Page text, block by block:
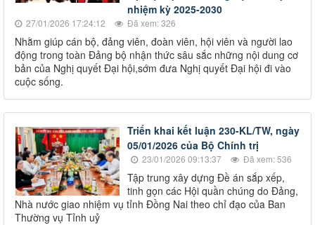
nhiệm kỳ 2025-2030
27/01/2026 17:24:12 Đã xem: 326
Nhằm giúp cán bộ, đảng viên, đoàn viên, hội viên và người lao
động trong toàn Đảng bộ nhận thức sâu sắc những nội dung cơ
bản của Nghị quyết Đại hội,sớm đưa Nghị quyết Đại hội đi vào
cuộc sống.
Triển khai kết luận 230-KL/TW, ngày
05/01/2026 của Bộ Chính trị
23/01/2026 09:13:37 Đã xem: 536
Tập trung xây dựng Đề án sắp xếp,
tinh gọn các Hội quần chúng do Đảng,
Nhà nước giao nhiệm vụ tỉnh Đồng Nai theo chỉ đạo của Ban
Thường vụ Tỉnh uỷ